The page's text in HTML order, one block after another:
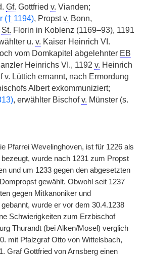
Gf. Gottfried v. Vianden;
(† 1194), Propstv. Bonn,
St. Florin in Koblenz (1169–93), 1191
u. v. Kaiser Heinrich VI.
vom Domkapitel abgelehnter EB
Heinrichs VI., 1192 v. Heinrich
v. Lüttich ernannt, nach Ermordung
Albert exkommuniziert;
, erwählter Bischofv. Münster (s.
Pfarrei Wevelinghoven, ist für 1226 als
wurde nach 1231 zum Propst
und um 1233 gegen den abgesetzten
gewählt. Obwohl seit 1237
gegen Mitkanoniker und
wurde er vor dem 30.4.1238
Schwierigkeiten zum Erzbischof
Thurandt (bei Alken/Mosel) verglich
mit Pfalzgraf Otto von Wittelsbach,
Graf Gottfried von Arnsberg einen